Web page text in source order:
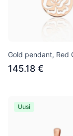
Gold pendant, Red
145.18 €
Uusi